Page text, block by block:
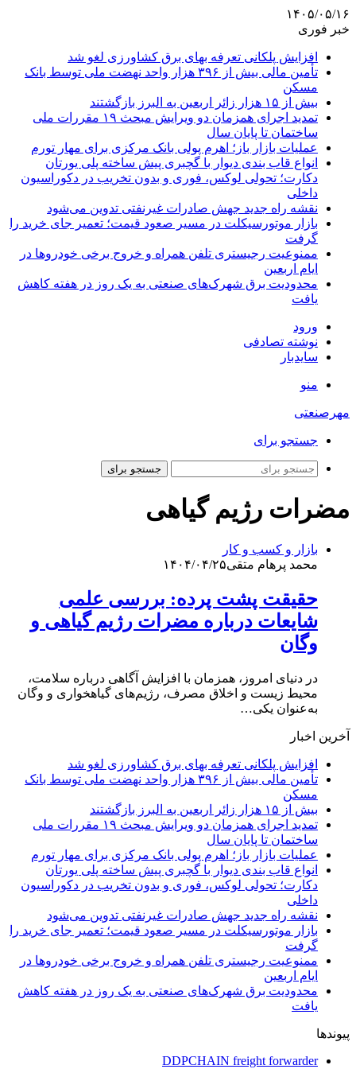
۱۴۰۵/۰۵/۱۶
خبر فوری
افزایش پلکانی تعرفه بهای برق کشاورزی لغو شد
تأمین مالی بیش از ۳۹۶ هزار واحد نهضت ملی توسط بانک
مسکن
بیش از ۱۵ هزار زائر اربعین به البرز بازگشتند
تمدید اجرای همزمان دو ویرایش مبحث ۱۹ مقررات ملی
ساختمان تا پایان سال
عملیات بازار باز؛ اهرم پولی بانک مرکزی برای مهار تورم
انواع قاب بندی دیوار با گچبری پیش ساخته پلی یورتان
دکارت؛ تحولی لوکس، فوری و بدون تخریب در دکوراسیون
داخلی
نقشه راه جدید جهش صادرات غیرنفتی تدوین می‌شود
بازار موتورسیکلت در مسیر صعود قیمت؛ تعمیر جای خرید را
گرفت
ممنوعیت رجیستری تلفن همراه و خروج برخی خودروها در
ایام اربعین
محدودیت برق شهرک‌های صنعتی به یک روز در هفته کاهش
یافت
ورود
نوشته تصادفی
سایدبار
منو
مهرصنعتی
جستجو برای
جستجو برای
مضرات رژیم گیاهی
بازار و کسب و کار
محمد پرهام متقی۱۴۰۴/۰۴/۲۵
حقیقت پشت پرده: بررسی علمی
شایعات درباره مضرات رژیم گیاهی و
وگان
در دنیای امروز، همزمان با افزایش آگاهی درباره سلامت،
محیط‌ زیست و اخلاق مصرف، رژیم‌های گیاهخواری و وگان
به‌عنوان یکی…
آخرین اخبار
افزایش پلکانی تعرفه بهای برق کشاورزی لغو شد
تأمین مالی بیش از ۳۹۶ هزار واحد نهضت ملی توسط بانک
مسکن
بیش از ۱۵ هزار زائر اربعین به البرز بازگشتند
تمدید اجرای همزمان دو ویرایش مبحث ۱۹ مقررات ملی
ساختمان تا پایان سال
عملیات بازار باز؛ اهرم پولی بانک مرکزی برای مهار تورم
انواع قاب بندی دیوار با گچبری پیش ساخته پلی یورتان
دکارت؛ تحولی لوکس، فوری و بدون تخریب در دکوراسیون
داخلی
نقشه راه جدید جهش صادرات غیرنفتی تدوین می‌شود
بازار موتورسیکلت در مسیر صعود قیمت؛ تعمیر جای خرید را
گرفت
ممنوعیت رجیستری تلفن همراه و خروج برخی خودروها در
ایام اربعین
محدودیت برق شهرک‌های صنعتی به یک روز در هفته کاهش
یافت
پیوندها
DDPCHAIN freight forwarder